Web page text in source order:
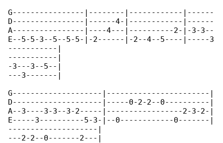
G----------------|--------|------------|------
D----------------|------4-|------------|------
A----------------|----4---|----------2-|-3-3--
E--5-5-3--5--5-5-|-2------|-2--4--5----|-----3
-----------|
-----------|
-3---3--5--|
---3-------|
G--------------------|-----------------------|
D--------------------|-----0-2-2--0----------|
A--3----3-3--3-2-----|-----------------2-3-2-|
E-----3----------5-3-|--0------------0-------|
--------------------|
---2-2--0-------2---|